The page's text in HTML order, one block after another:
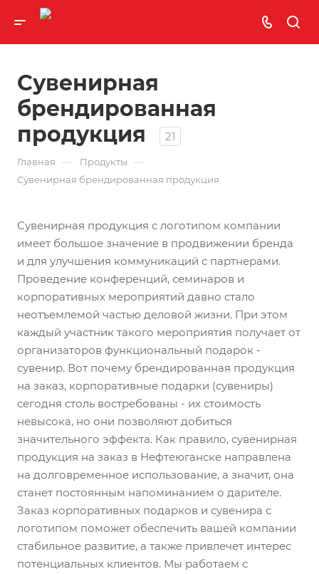
Сувенирная
брендированная
продукция
21
Главная — Продукты —
Сувенирная брендированная продукция
Сувенирная продукция с логотипом компании
имеет большое значение в продвижении бренда
и для улучшения коммуникаций с партнерами.
Проведение конференций, семинаров и
корпоративных мероприятий давно стало
неотъемлемой частью деловой жизни. При этом
каждый участник такого мероприятия получает от
организаторов функциональный подарок -
сувенир. Вот почему брендированная продукция
на заказ, корпоративные подарки (сувениры)
сегодня столь востребованы - их стоимость
невысока, но они позволяют добиться
значительного эффекта. Как правило, сувенирная
продукция на заказ в Нефтеюганске направлена
на долговременное использование, а значит, она
станет постоянным напоминанием о дарителе.
Заказ корпоративных подарков и сувенира с
логотипом поможет обеспечить вашей компании
стабильное развитие, а также привлечет интерес
потенциальных клиентов. Мы работаем с